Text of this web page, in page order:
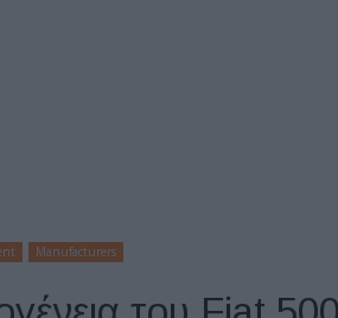
Manufacturers